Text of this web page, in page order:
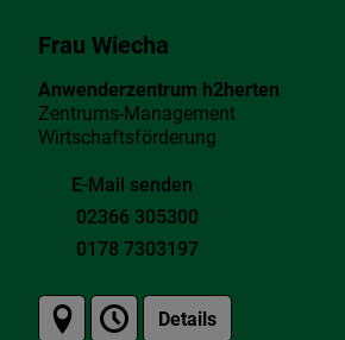
Frau Wiecha
Anwenderzentrum h2herten
Zentrums-Management
Wirtschaftsförderung
E-Mail senden
02366 305300
0178 7303197
Details